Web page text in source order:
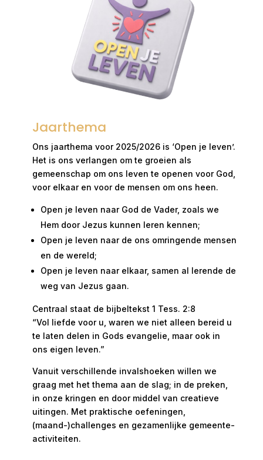
Jaarthema
Ons jaarthema voor 2025/2026 is ‘Open je leven’.
Het is ons verlangen om te groeien als
gemeenschap om ons leven te openen voor God,
voor elkaar en voor de mensen om ons heen.
Open je leven naar God de Vader, zoals we
Hem door Jezus kunnen leren kennen;
Open je leven naar de ons omringende mensen
en de wereld;
Open je leven naar elkaar, samen al lerende de
weg van Jezus gaan.
Centraal staat de bijbeltekst 1 Tess. 2:8
“Vol liefde voor u, waren we niet alleen bereid u
te laten delen in Gods evangelie, maar ook in
ons eigen leven.”
Vanuit verschillende invalshoeken willen we
graag met het thema aan de slag; in de preken,
in onze kringen en door middel van creatieve
uitingen. Met praktische oefeningen,
(maand-)challenges en gezamenlijke gemeente-
activiteiten.